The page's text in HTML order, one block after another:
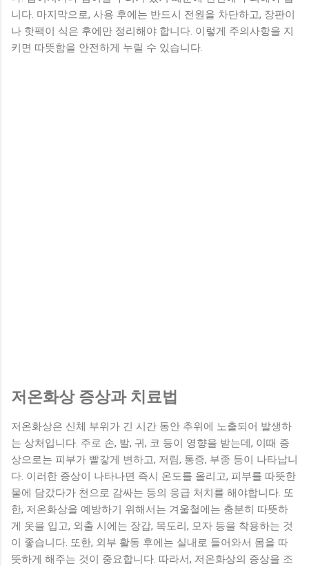
니다. 마지막으로, 사용 후에는 반드시 전원을 차단하고, 장판이
나 핫팩이 식은 후에만 정리해야 합니다. 이렇게 주의사항을 지
키면 따뜻함을 안전하게 누릴 수 있습니다.
저온화상 증상과 치료법
저온화상은 신체 부위가 긴 시간 동안 추위에 노출되어 발생하
는 상처입니다. 주로 손, 발, 귀, 코 등이 영향을 받는데, 이때 증
상으로는 피부가 빨갛게 변하고, 저림, 통증, 부종 등이 나타납니
다. 이러한 증상이 나타나면 즉시 온도를 올리고, 피부를 따뜻한
물에 담갔다가 천으로 감싸는 등의 응급 처치를 해야합니다. 또
한, 저온화상을 예방하기 위해서는 겨울철에는 충분히 따뜻하
게 옷을 입고, 외출 시에는 장갑, 목도리, 모자 등을 착용하는 것
이 좋습니다. 또한, 외부 활동 후에는 실내로 들어와서 몸을 따
뜻하게 해주는 것이 중요합니다. 따라서, 저온화상의 증상을 조